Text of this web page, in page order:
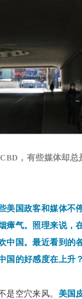
CBD ，有些媒体却
美国政客和媒体不
瘴气。照理来说，
中国。最近看到的
国的好感度在上升？
是空穴来风。
美国